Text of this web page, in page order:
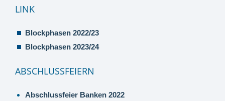
LINK
Blockphasen 2022/23
Blockphasen 2023/24
ABSCHLUSSFEIERN
Abschlussfeier Banken 2022